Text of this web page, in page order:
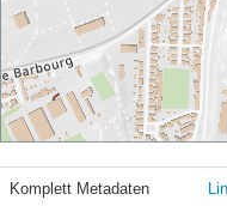
Komplett Metadaten